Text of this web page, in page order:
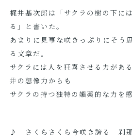
梶井基次郎は「サクラの樹の下に
る」と書いた。
あまりに見事な咲きっぷりにそう
る文章だ。
サクラには人を狂喜させる力が
井の想像力からも
サクラの持つ独特の媚薬的な力を
♪ さくらさくら今咲き誇る 刹那